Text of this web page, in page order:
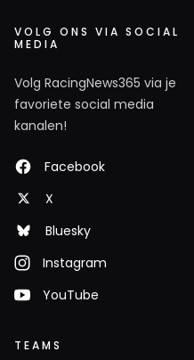
VOLG ONS VIA SOCIAL
MEDIA
Volg RacingNews365 via je
favoriete social media
kanalen!
Facebook
X
Bluesky
Instagram
YouTube
TEAMS